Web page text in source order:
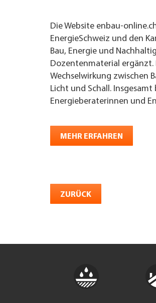
Die Website enbau-
EnergieSchweiz und den
Bau, Energie und
Dozentenmaterial ergänzt.
Wechselwirkung zwischen
Licht und Schall.
Energieberaterinnen und
MEHR ERFAHREN
ZURÜCK